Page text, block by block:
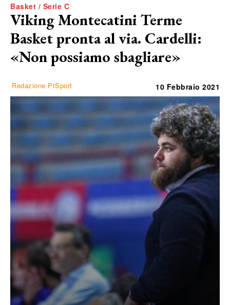
Basket / Serie C
Viking Montecatini Terme
Basket pronta al via. Cardelli:
«Non possiamo sbagliare»
Redazione PtSport 10 Febbraio 2021